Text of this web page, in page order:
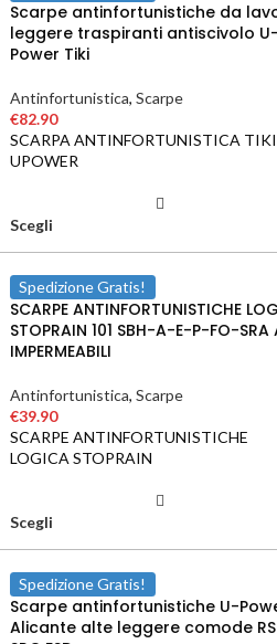
Scarpe antinfortunistiche da
leggere traspiranti antiscivolo
Power Tiki
Antinfortunistica, Scarpe
€82.90
SCARPA ANTINFORTUNISTICA TIKI
UPOWER
Scegli
Spedizione Gratis!
SCARPE ANTINFORTUNISTICHE
STOPRAIN 101 SBH-A-E-P-FO-SRA
IMPERMEABILI
Antinfortunistica, Scarpe
€39.90
SCARPE ANTINFORTUNISTICHE
LOGICA STOPRAIN
Scegli
Spedizione Gratis!
Scarpe antinfortunistiche U-
Alicante alte leggere comode RS